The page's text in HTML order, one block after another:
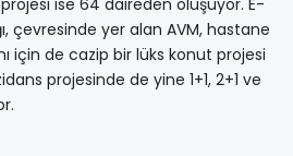
ise 64 daireden oluşuyor. E-
çevresinde yer alan AVM, hastane
için de cazip bir lüks konut projesi
projesinde de yine 1+1, 2+1 ve